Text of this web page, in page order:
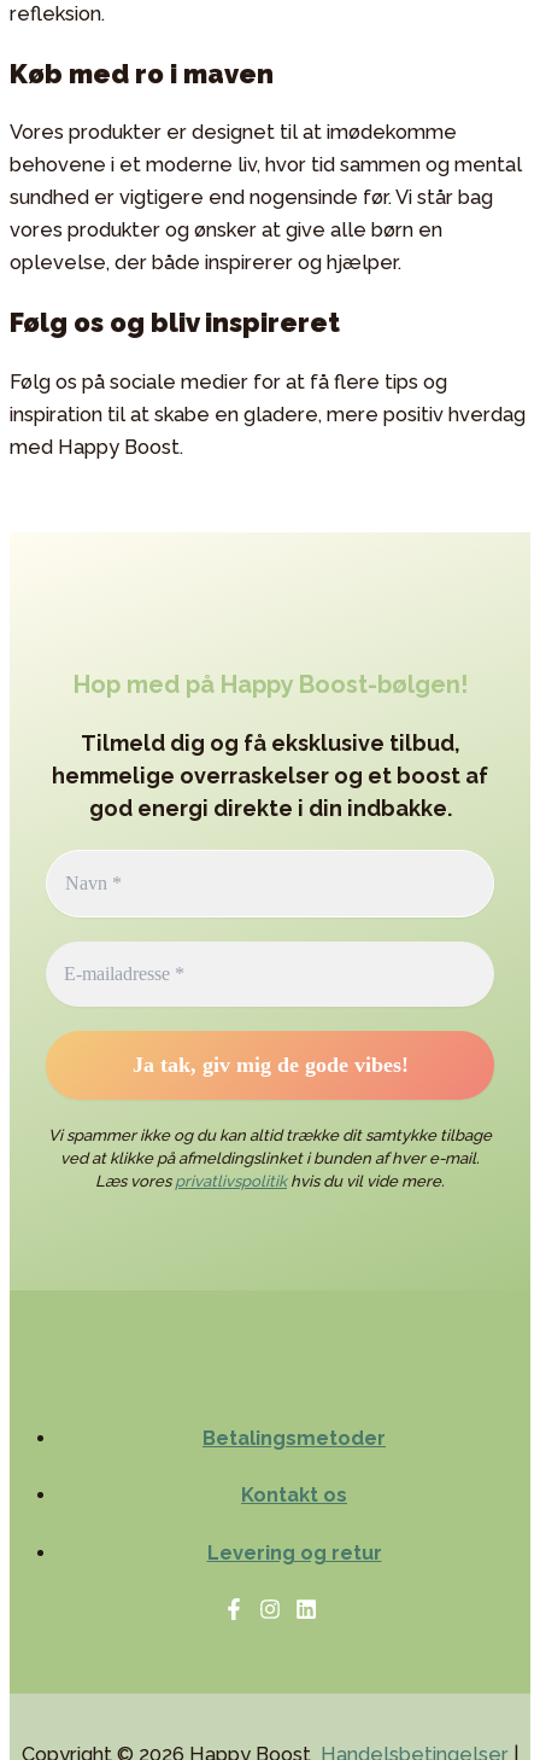
refleksion.
Køb med ro i maven
Vores produkter er designet til at imødekomme
behovene i et moderne liv, hvor tid sammen og mental
sundhed er vigtigere end nogensinde før. Vi står bag
vores produkter og ønsker at give alle børn en
oplevelse, der både inspirerer og hjælper.
Følg os og bliv inspireret
Følg os på sociale medier for at få flere tips og
inspiration til at skabe en gladere, mere positiv hverdag
med Happy Boost.
Hop med på Happy Boost-bølgen!
Tilmeld dig og få eksklusive tilbud,
hemmelige overraskelser og et boost af
god energi direkte i din indbakke.
Vi spammer ikke og du kan altid trække dit samtykke tilbage
ved at klikke på afmeldingslinket i bunden af hver e-mail.
Læs vores privatlivspolitikhvis du vil vide mere.
Betalingsmetoder
Kontakt os
Levering og retur
Copyright © 2026 Happy Boost Handelsbetingelser|